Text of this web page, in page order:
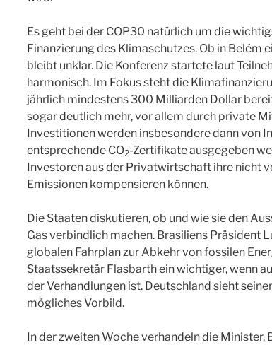
Es geht bei der COP30 natürlich um die
Finanzierung des Klimaschutzes. Ob in Belém
bleibt unklar. Die Konferenz startete laut
harmonisch. Im Fokus steht die
jährlich mindestens 300 Milliarden Dollar
sogar deutlich mehr, vor allem durch private
Investitionen werden insbesondere dann von
entsprechende CO2-Zertifikate ausgegeben
Investoren aus der Privatwirtschaft ihre nicht
Emissionen kompensieren können.
Die Staaten diskutieren, ob und wie sie den
Gas verbindlich machen. Brasiliens Präsident
globalen Fahrplan zur Abkehr von fossilen
Staatssekretär Flasbarth ein wichtiger, wenn
der Verhandlungen ist. Deutschland sieht
mögliches Vorbild.
In der zweiten Woche verhandeln die